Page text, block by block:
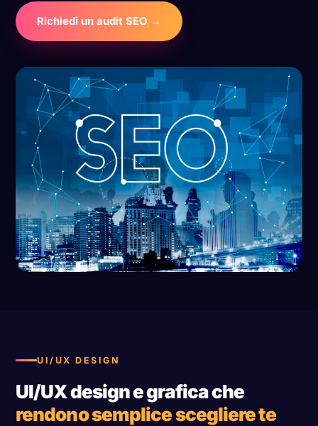
Richiedi un audit SEO →
UI/UX DESIGN
UI/UX design e grafica che
rendono semplice scegliere te